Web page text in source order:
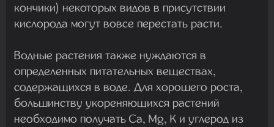
кончики) некоторых видов в присутствии
кислорода могут вовсе перестать расти.
Водные растения также нуждаются в
определенных питательных веществах,
содержащихся в воде. Для хорошего роста,
большинству укореняющихся растений
необходимо получать Ca, Mg, K и углерод из